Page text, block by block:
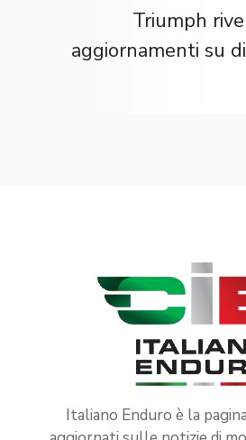
Triumph
aggiornamenti su
Italiano Enduro è la